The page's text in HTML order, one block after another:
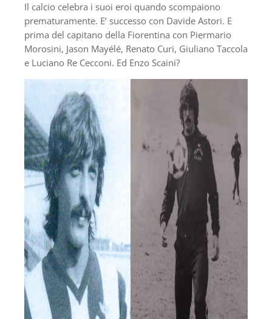
Il calcio celebra i suoi eroi quando scompaiono
prematuramente. E’ successo con Davide Astori. E
prima del capitano della Fiorentina con Piermario
Morosini, Jason Mayélé, Renato Curi, Giuliano Taccola
e Luciano Re Cecconi. Ed Enzo Scaini?